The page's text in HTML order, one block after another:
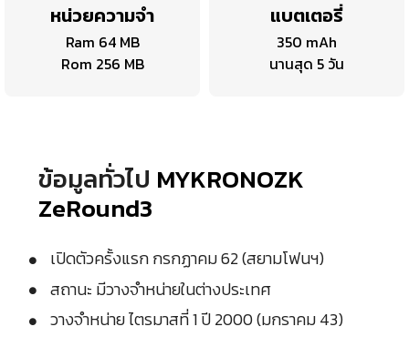
หน่วยความจำ
Ram 64 MB
Rom 256 MB
แบตเตอรี่
350 mAh
นานสุด 5 วัน
ข้อมูลทั่วไป MYKRONOZK
ZeRound3
เปิดตัวครั้งแรก กรกฏาคม 62 (สยามโฟนฯ)
สถานะ มีวางจำหน่ายในต่างประเทศ
วางจำหน่าย ไตรมาสที่ 1 ปี 2000 (มกราคม 43)